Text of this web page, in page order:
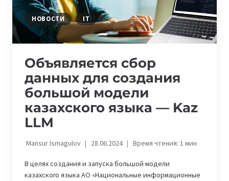
КАЗАХСКИ
И
РУССКИ
НОВОСТИ IT
Объявляется сбор
данных для создания
большой модели
казахского языка — Kaz
LLM
Mansur Ismagulov 28.06.2024 Время чтения: 1мин
В целях создания и запуска большой модели
казахского языка АО «Национальные информационные